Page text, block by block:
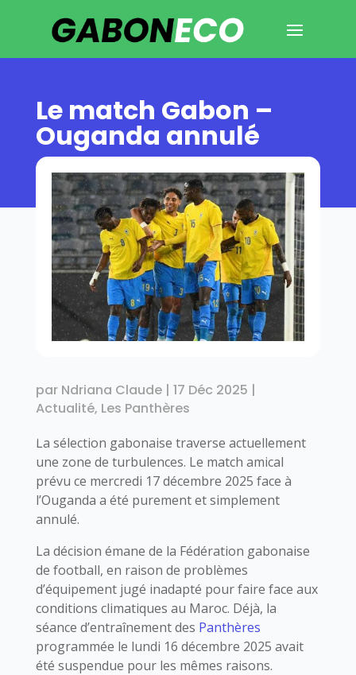
Le match Gabon –
Ouganda annulé
par Ndriana Claude| 17 Déc 2025 |
Actualité, Les Panthères
La sélection gabonaise traverse actuellement
une zone de turbulences. Le match amical
prévu ce mercredi 17 décembre 2025 face à
l’Ouganda a été purement et simplement
annulé.
La décision émane de la Fédération gabonaise
de football, en raison de problèmes
d’équipement jugé inadapté pour faire face aux
conditions climatiques au Maroc. Déjà, la
séance d’entraînement des Panthères
programmée le lundi 16 décembre 2025 avait
été suspendue pour les mêmes raisons.